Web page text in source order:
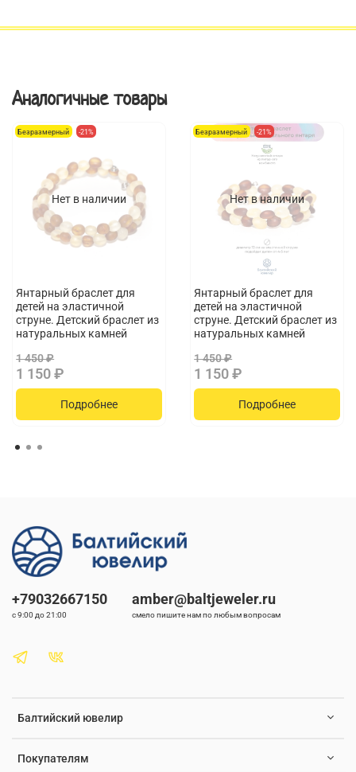
- Гарантия возврата или обмена
дезодоранту, лаку для волос и другим косметическим
- Снимайте украшения перед принятием ванны, посещением
бассейна, пляжа, занятий спортом и, конечно же, перед сном.
- Оберегайте Ваше украшение от ударов, падений,
воздействия влаги, пота и любых видов химических средств.
- Хранить желательно в отдельных коробочках и шкатулках, в
темном сухом месте, не подвергая яркому свету.
Аналогичные товары
Нет в наличии
Безразмерный -21%
Янтарный браслет для
детей на эластичной
струне. Детский браслет из
натуральных камней
1 450 ₽
1 150 ₽
Подробнее
Нет в наличии
Безразмерный -21%
Янтарный браслет для
детей на эластичной
струне. Детский браслет из
натуральных камней
1 450 ₽
1 150 ₽
Подробнее
Балтийский ювелир
Покупателям
+79032667150
с 9:00 до 21:00
amber@baltjeweler.ru
смело пишите нам по любым вопросам